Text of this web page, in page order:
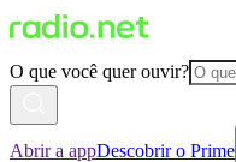
O que você quer ouvir?
Abrir a appDescobrir o Prime